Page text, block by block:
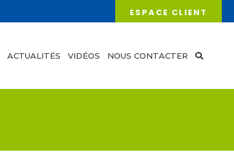
ESPACE CLIENT
ACTUALITÉS VIDÉOS NOUS CONTACTER